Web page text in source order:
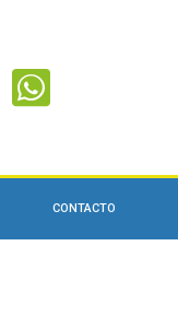
CONTACTO